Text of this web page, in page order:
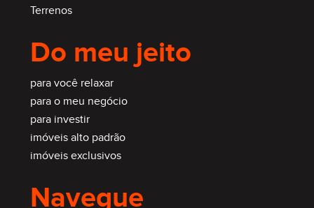
Terrenos
Do meu jeito
para você relaxar
para o meu negócio
para investir
imóveis alto padrão
imóveis exclusivos
Navegue